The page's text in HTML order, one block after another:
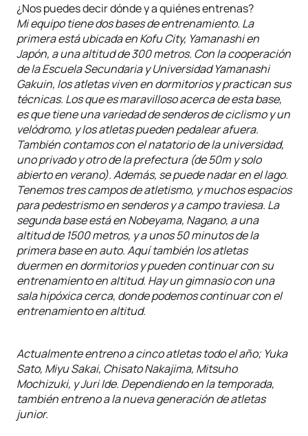
¿Nos puedes decir dónde y a quiénes entrenas?
Mi equipo tiene dos bases de entrenamiento. La
primera está ubicada en Kofu City, Yamanashi en
Japón, a una altitud de 300 metros. Con la cooperación
de la Escuela Secundaria y Universidad Yamanashi
Gakuin, los atletas viven en dormitorios y practican sus
técnicas. Los que es maravilloso acerca de esta base,
es que tiene una variedad de senderos de ciclismo y un
velódromo, y los atletas pueden pedalear afuera.
También contamos con el natatorio de la universidad,
uno privado y otro de la prefectura (de 50m y solo
abierto en verano). Además, se puede nadar en el lago.
Tenemos tres campos de atletismo, y muchos espacios
para pedestrismo en senderos y a campo traviesa. La
segunda base está en Nobeyama, Nagano, a una
altitud de 1500 metros, y a unos 50 minutos de la
primera base en auto. Aquí también los atletas
duermen en dormitorios y pueden continuar con su
entrenamiento en altitud. Hay un gimnasio con una
sala hipóxica cerca, donde podemos continuar con el
entrenamiento en altitud.
Actualmente entreno a cinco atletas todo el año; Yuka
Sato, Miyu Sakai, Chisato Nakajima, Mitsuho
Mochizuki, y Juri Ide. Dependiendo en la temporada,
también entreno a la nueva generación de atletas
junior.